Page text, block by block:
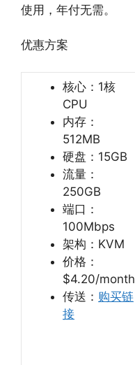
使用，年付无需。
优惠方案
核心：1核
CPU
内存：
512MB
硬盘：15GB
流量：
250GB
端口：
100Mbps
架构：KVM
价格：
$4.20/month
传送： 购买链
接